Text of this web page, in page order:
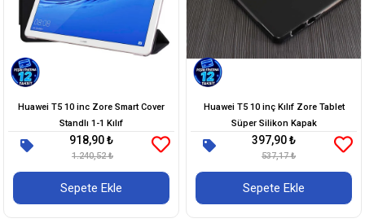
Huawei T5 10 inc Zore Smart Cover
Standlı 1-1 Kılıf
918,90 ₺
1.240,52 ₺
Sepete Ekle
Huawei T5 10 inç Kılıf Zore Tablet
Süper Silikon Kapak
397,90 ₺
537,17 ₺
Sepete Ekle